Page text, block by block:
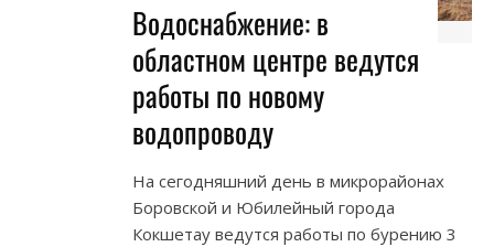
Водоснабжение: в
областном центре ведутся
работы по новому
водопроводу
На сегодняшний день в микрорайонах
Боровской и Юбилейный города
Кокшетау ведутся работы по бурению 3